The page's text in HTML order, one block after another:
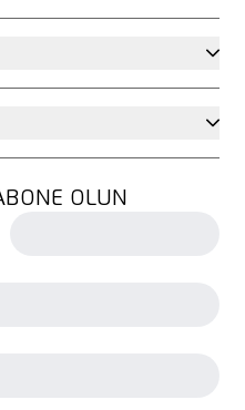
OLUN